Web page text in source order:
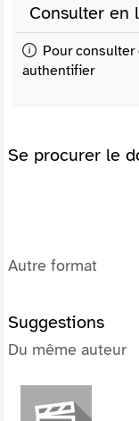
Consulter en
Pour consulter
authentifier
Se procurer le
Autre format
Suggestions
Du même auteur